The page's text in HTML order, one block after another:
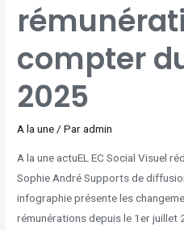
compter
2025
A la une/ Paradmin
A la une actuEL EC Social Visuel
Sophie André Supports de
infographie présente les
rémunérations depuis le 1er